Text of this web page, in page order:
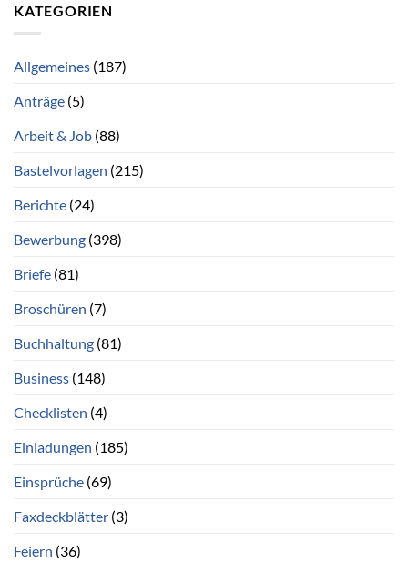
KATEGORIEN
Allgemeines (187)
Anträge (5)
Arbeit & Job (88)
Bastelvorlagen (215)
Berichte (24)
Bewerbung (398)
Briefe (81)
Broschüren (7)
Buchhaltung (81)
Business (148)
Checklisten (4)
Einladungen (185)
Einsprüche (69)
Faxdeckblätter (3)
Feiern (36)